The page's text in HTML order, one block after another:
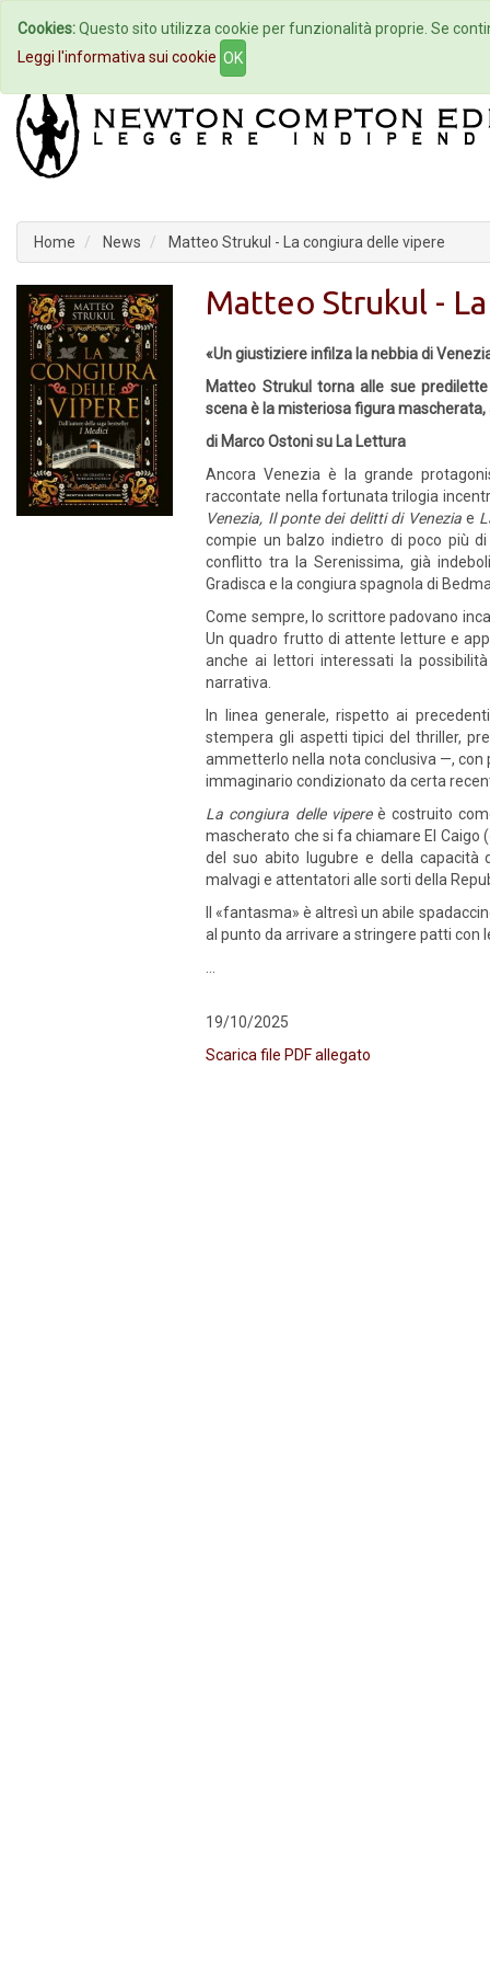
Home Autori Eventi
Home News Matteo Strukul - La congiura delle vipere
Matteo Strukul -
«Un giustiziere infilza la nebbia di
Matteo Strukul torna alle sue
scena è la misteriosa figura
di Marco Ostoni su La Lettura
Ancora Venezia è la grande
raccontate nella fortunata trilogia
Venezia, Il ponte dei delitti di Venezia e
compie un balzo indietro di poco più
conflitto tra la Serenissima, già
Gradisca e la congiura spagnola di
Come sempre, lo scrittore padovano
Un quadro frutto di attente letture e
anche ai lettori interessati la
narrativa.
In linea generale, rispetto ai
stempera gli aspetti tipici del thriller,
ammetterlo nella nota conclusiva —, con
immaginario condizionato da certa
La congiura delle vipereè costruito
mascherato che si fa chiamare El Caigo
del suo abito lugubre e della capacità
malvagi e attentatori alle sorti della
Il «fantasma» è altresì un abile
al punto da arrivare a stringere patti con
19/10/2025
Scarica file PDF allegato
Cookies:Questo sito utilizza cookie per funzionalità proprie. Se
Leggi l'informativa sui cookie OK